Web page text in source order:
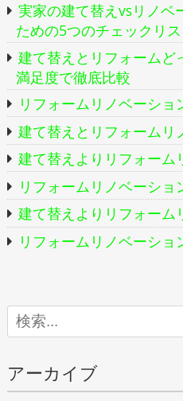
実家の建て替えvsリノベ
ための5つのチェックリス
建て替えとリフォームど
満足度で徹底比較
リフォームリノベーショ
建て替えとリフォームリ
建て替えよりリフォーム
リフォームリノベーショ
建て替えよりリフォーム
リフォームリノベーショ
アーカイブ